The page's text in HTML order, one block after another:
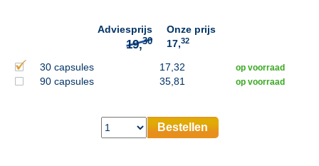
Adviesprijs
Onze prijs
17,32
30 capsules 17,32 op voorraad
90 capsules 35,81 op voorraad
Bestellen